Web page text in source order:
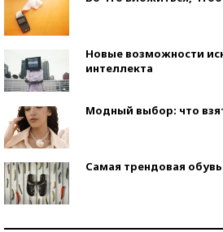
Новые возможности
интеллекта
Модный выбор: что
Самая трендовая обувь